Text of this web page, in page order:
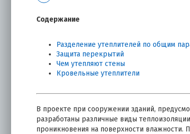
Содержание
Разделение утеплителей по общим
Защита перекрытий
Чем утепляют стены
Кровельные утеплители
В проекте при сооружении зданий,
разработаны различные виды
проникновения на поверхности влажности.